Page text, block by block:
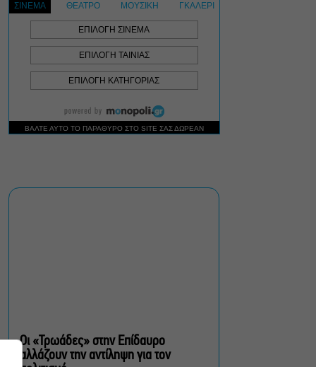
αρχαιολογικός χώρος του
Ραμνούντος
Δήμος Αθηναίων:
Απομάκρυνση 240
τραπεζοκαθισμάτων σε 13
επιχειρησιακές δράσεις
Παγκόσμια πρεμιέρα για τη
Οι «Τρωάδες» στην Επίδαυρο
αλλάζουν την αντίληψη για τον